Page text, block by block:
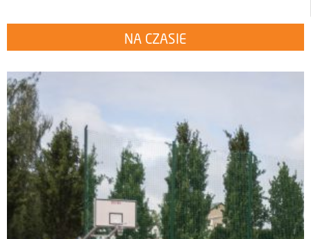
NA CZASIE